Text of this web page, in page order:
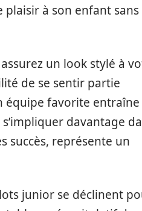
à son enfant sans
un look stylé à
de se sentir partie
équipe favorite
davantage
succès, représente un
junior se déclinent